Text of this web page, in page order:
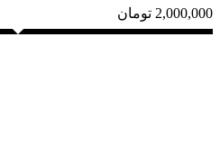
2,000,000 تومان